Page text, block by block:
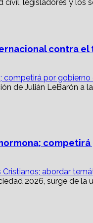
contra
por gobierno
abordar